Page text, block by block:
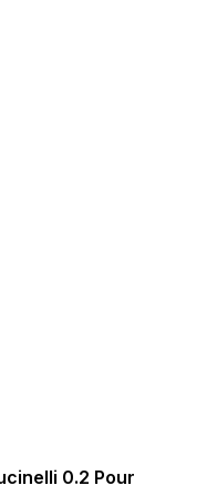
0.2 Pour